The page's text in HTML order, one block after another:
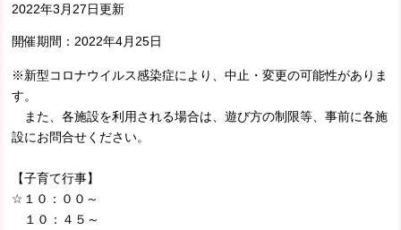
2022年3月27日更新
開催期間： 2022年4月25日
※新型コロナウイルス感染症により、中止・変更の可能性がありま
す。
また、各施設を利用される場合は、遊び方の制限等、事前に各施
設にお問合せください。
【子育て行事】
☆１０：００～
１０：４５～